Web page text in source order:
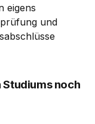
eigens
und
Studiums noch